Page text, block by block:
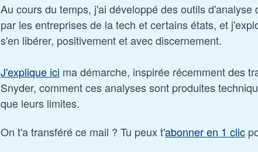
Au cours du temps, j'ai développé des outils
par les entreprises de la tech et certains états, et
s'en libérer, positivement et avec discernement.
J'explique ici ma démarche, inspirée récemment des
Snyder, comment ces analyses sont produites
que leurs limites.
On t'a transféré ce mail ? Tu peux t'abonner en 1 clic